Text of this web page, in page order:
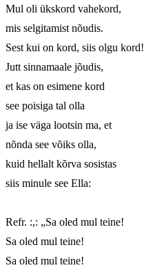
Mul oli ükskord vahekord,
mis selgitamist nõudis.
Sest kui on kord, siis olgu kord!
Jutt sinnamaale jõudis,
et kas on esimene kord
see poisiga tal olla
ja ise väga lootsin ma, et
nõnda see võiks olla,
kuid hellalt kõrva sosistas
siis minule see Ella:
Refr. :,: „Sa oled mul teine!
Sa oled mul teine!
Sa oled mul teine!